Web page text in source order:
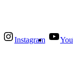
Instagram